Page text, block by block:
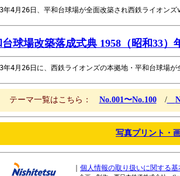
年4月26日、平和台球場が全面改築され西鉄ライオン
球場改築落成式典 1958（昭和33）
年4月26日に、西鉄ライオンズの本拠地・平和台球場
テーマ一覧はこちら： No.001〜No.100/
写真プリント・
個人情報の取り扱いに関する基